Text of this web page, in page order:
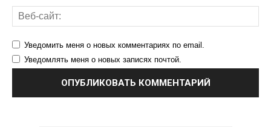
Уведомить меня о новых комментариях по email.
Уведомлять меня о новых записях почтой.